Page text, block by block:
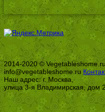
2014-2020 ©
info@vegetableshome.ru
Наш адрес: г. Москва,
улица 3-я Владимирская, дом